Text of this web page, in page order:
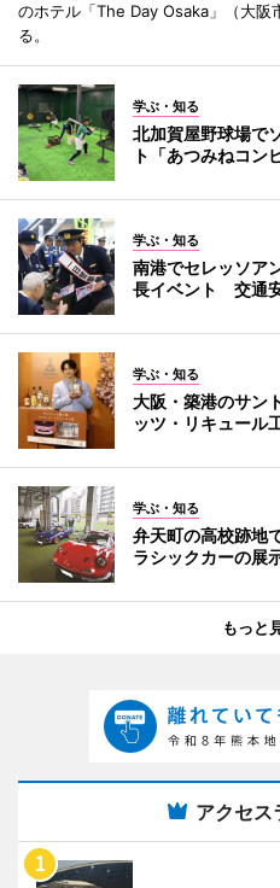
のホテル「The Day Osaka」（大阪
る。
学ぶ・知る
北加賀屋野球場で
ト「あつみねコン
学ぶ・知る
南港でセレッソア
長イベント 交通
学ぶ・知る
大阪・築港のサン
ッツ・リキュール
学ぶ・知る
弁天町の高校跡地
ラシックカーの展
もっと
アクセス